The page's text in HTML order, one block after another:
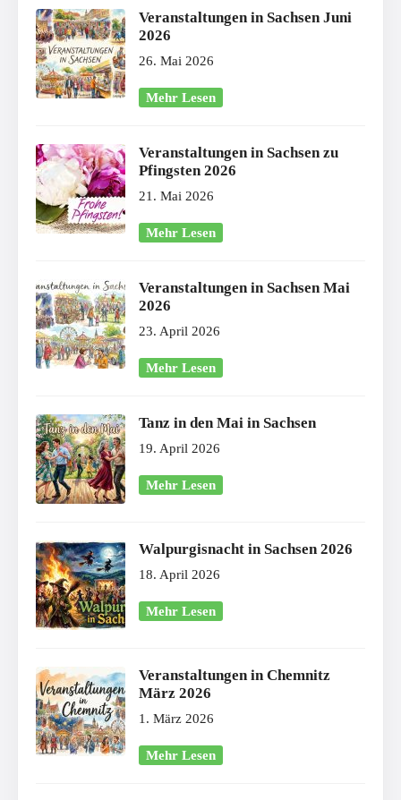
Veranstaltungen in Sachsen Juni
2026
26. Mai 2026
Mehr Lesen
Veranstaltungen in Sachsen zu
Pfingsten 2026
21. Mai 2026
Mehr Lesen
Veranstaltungen in Sachsen Mai
2026
23. April 2026
Mehr Lesen
Tanz in den Mai in Sachsen
19. April 2026
Mehr Lesen
Walpurgisnacht in Sachsen 2026
18. April 2026
Mehr Lesen
Veranstaltungen in Chemnitz
März 2026
1. März 2026
Mehr Lesen